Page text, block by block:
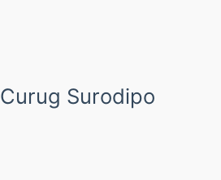
Curug Surodipo